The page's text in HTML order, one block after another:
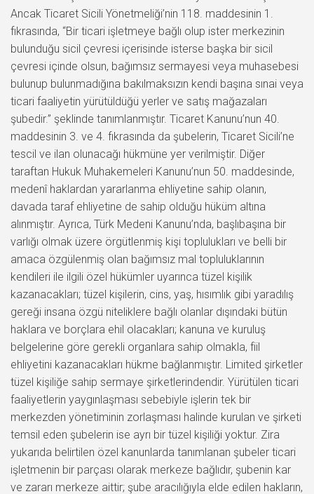
Ancak Ticaret Sicili Yönetmeliği’nin 118. maddesinin 1.
fıkrasında, “Bir ticari işletmeye bağlı olup ister merkezinin
bulunduğu sicil çevresi içerisinde isterse başka bir sicil
çevresi içinde olsun, bağımsız sermayesi veya muhasebesi
bulunup bulunmadığına bakılmaksızın kendi başına sınai veya
ticari faaliyetin yürütüldüğü yerler ve satış mağazaları
şubedir.” şeklinde tanımlanmıştır. Ticaret Kanunu’nun 40.
maddesinin 3. ve 4. fıkrasında da şubelerin, Ticaret Sicili’ne
tescil ve ilan olunacağı hükmüne yer verilmiştir. Diğer
taraftan Hukuk Muhakemeleri Kanunu’nun 50. maddesinde,
medenî haklardan yararlanma ehliyetine sahip olanın,
davada taraf ehliyetine de sahip olduğu hüküm altına
alınmıştır. Ayrıca, Türk Medeni Kanunu’nda, başlıbaşına bir
varlığı olmak üzere örgütlenmiş kişi toplulukları ve belli bir
amaca özgülenmiş olan bağımsız mal topluluklarının
kendileri ile ilgili özel hükümler uyarınca tüzel kişilik
kazanacakları; tüzel kişilerin, cins, yaş, hısımlık gibi yaradılış
gereği insana özgü niteliklere bağlı olanlar dışındaki bütün
haklara ve borçlara ehil olacakları; kanuna ve kuruluş
belgelerine göre gerekli organlara sahip olmakla, fiil
ehliyetini kazanacakları hükme bağlanmıştır. Limited şirketler
tüzel kişiliğe sahip sermaye şirketlerindendir. Yürütülen ticari
faaliyetlerin yaygınlaşması sebebiyle işlerin tek bir
merkezden yönetiminin zorlaşması halinde kurulan ve şirketi
temsil eden şubelerin ise ayrı bir tüzel kişiliği yoktur. Zira
yukarıda belirtilen özel kanunlarda tanımlanan şubeler ticari
işletmenin bir parçası olarak merkeze bağlıdır, şubenin kar
ve zararı merkeze aittir; şube aracılığıyla elde edilen hakların,